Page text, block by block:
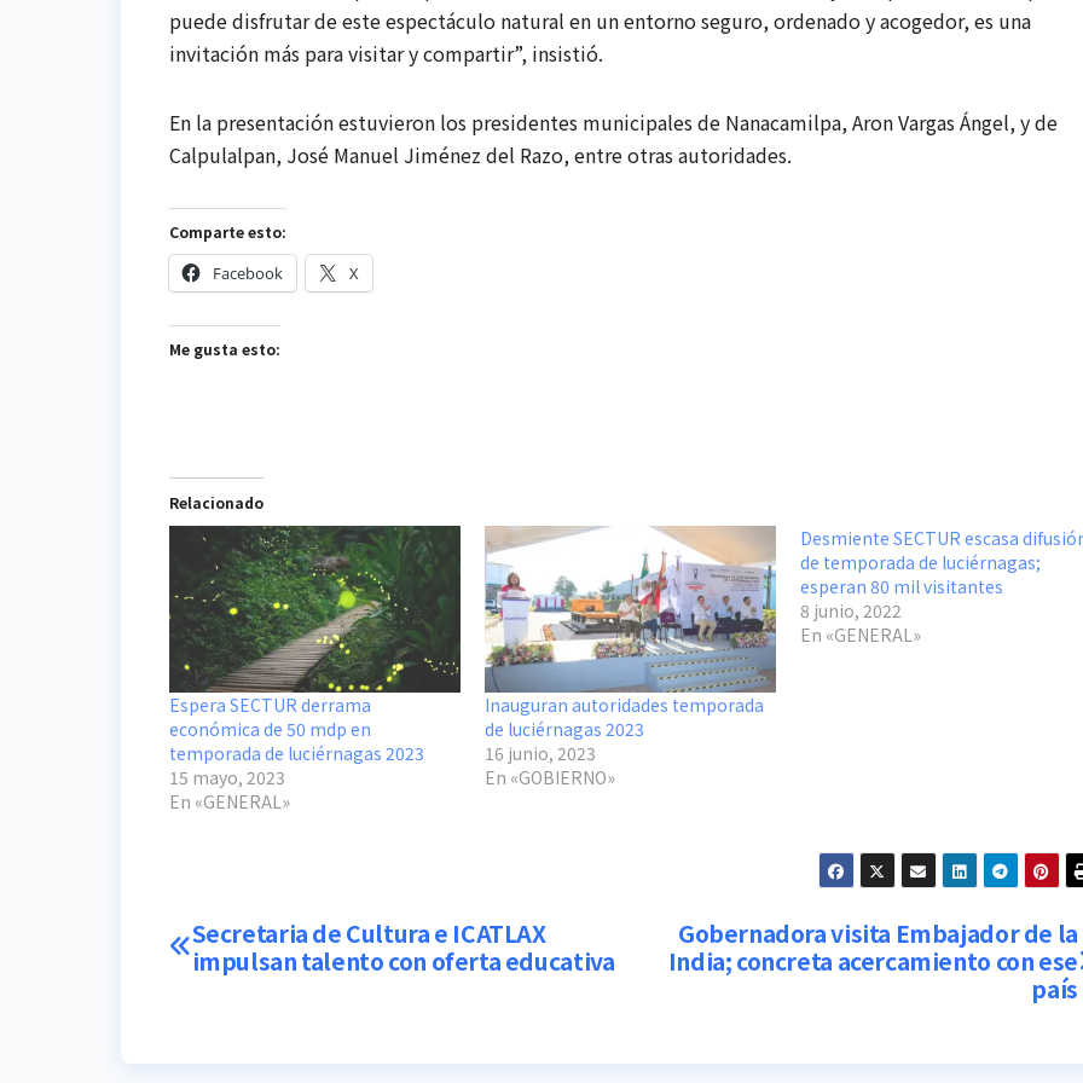
puede disfrutar de este espectáculo natural en un entorno seguro, ordenado y acogedor, es una
invitación más para visitar y compartir”, insistió.
En la presentación estuvieron los presidentes municipales de Nanacamilpa, Aron Vargas Ángel, y de
Calpulalpan, José Manuel Jiménez del Razo, entre otras autoridades.
Comparte esto:
Facebook X
Me gusta esto:
Relacionado
Espera SECTUR derrama
económica de 50 mdp en
temporada de luciérnagas 2023
15 mayo, 2023
En «GENERAL»
Inauguran autoridades temporada
de luciérnagas 2023
16 junio, 2023
En «GOBIERNO»
Desmiente SECTUR escasa
de temporada de luciérnagas;
esperan 80 mil visitantes
8 junio, 2022
En «GENERAL»
Navegación
Gobernadora visita Embajador de la
India; concreta acercamiento con ese
país
Secretaria de Cultura e ICATLAX
impulsan talento con oferta educativa